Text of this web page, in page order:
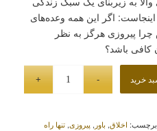
اگر این همه وعده‌های
پیروزی هرگز به نظر
باشد؟
خرید
برچسب: اخلاق, باور , پیروزی, تنها راه